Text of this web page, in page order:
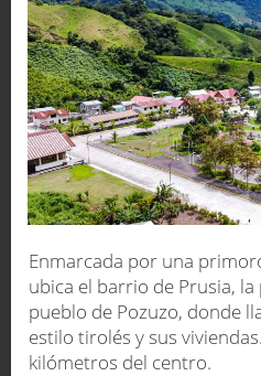
Enmarcada por una
ubica el barrio de Prusia,
pueblo de Pozuzo, donde
estilo tirolés y sus
kilómetros del centro.